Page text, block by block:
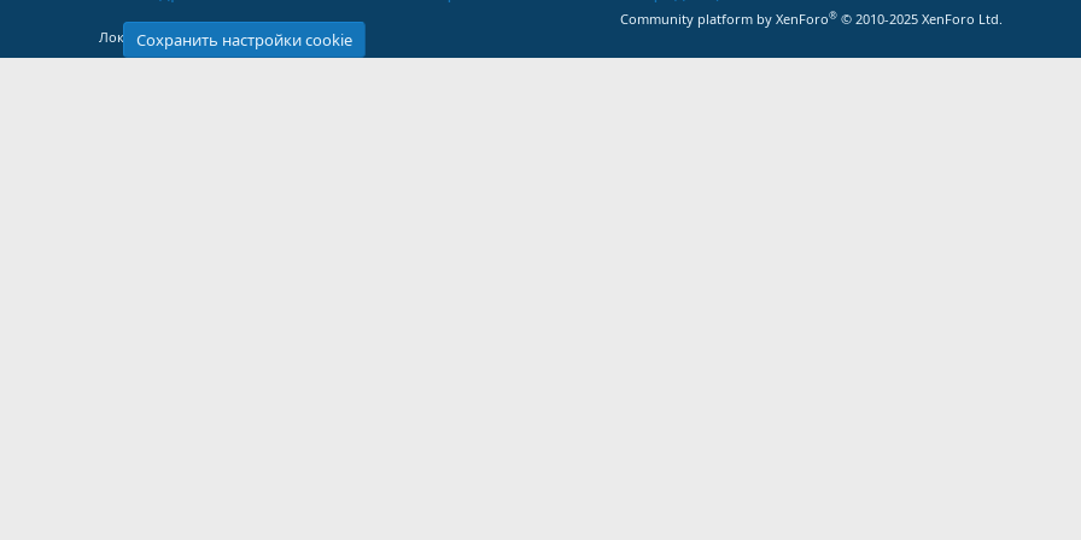
Community platform by XenForo® © 2010-2025 XenForo Ltd.
Локализация отXenForo.Info
Сохранить настройки cookie